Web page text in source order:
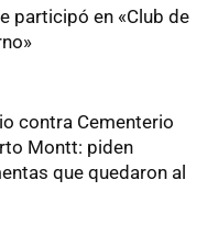
participó en «Club de
contra Cementerio
Montt: piden
que quedaron al